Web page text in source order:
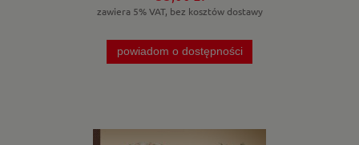
zawiera 5% VAT, bez kosztów dostawy
powiadom o dostępności